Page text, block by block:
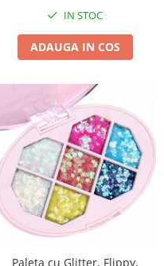
IN STOC
ADAUGA IN COS
Paleta cu Glitter, Flippy,